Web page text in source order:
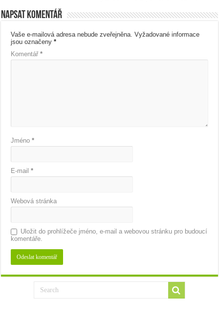
Napsat komentář
Vaše e-mailová adresa nebude zveřejněna. Vyžadované informace
jsou označeny*
Komentář*
Jméno*
E-mail*
Webová stránka
Uložit do prohlížeče jméno, e-mail a webovou stránku pro budoucí
komentáře.